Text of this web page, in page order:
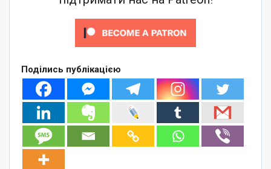
Поділись публікацією